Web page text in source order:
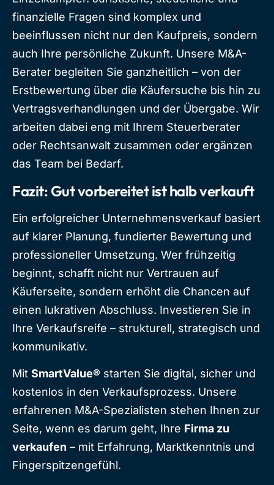
finanzielle Fragen sind komplex und
beeinflussen nicht nur den Kaufpreis, sondern
auch Ihre persönliche Zukunft. Unsere M&A-
Berater begleiten Sie ganzheitlich – von der
Erstbewertung über die Käufersuche bis hin zu
Vertragsverhandlungen und der Übergabe. Wir
arbeiten dabei eng mit Ihrem Steuerberater
oder Rechtsanwalt zusammen oder ergänzen
das Team bei Bedarf.
Fazit: Gut vorbereitet ist halb verkauft
Ein erfolgreicher Unternehmensverkauf basiert
auf klarer Planung, fundierter Bewertung und
professioneller Umsetzung. Wer frühzeitig
beginnt, schafft nicht nur Vertrauen auf
Käuferseite, sondern erhöht die Chancen auf
einen lukrativen Abschluss. Investieren Sie in
Ihre Verkaufsreife – strukturell, strategisch und
kommunikativ.
Mit SmartValue® starten Sie digital, sicher und
kostenlos in den Verkaufsprozess. Unsere
erfahrenen M&A-Spezialisten stehen Ihnen zur
Seite, wenn es darum geht, Ihre Firma zu
verkaufen – mit Erfahrung, Marktkenntnis und
Fingerspitzengefühl.